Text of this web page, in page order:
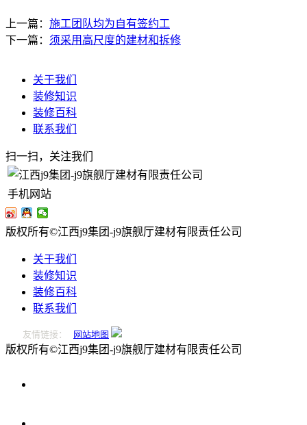
上一篇： 施工团队均为自有签约工
下一篇： 须采用高尺度的建材和拆修
关于我们
装修知识
装修百科
联系我们
扫一扫，关注我们
手机网站
版权所有©江西j9集团-j9旗舰厅建材有限责任公司
关于我们
装修知识
装修百科
联系我们
友情链接： 网站地图
版权所有©江西j9集团-j9旗舰厅建材有限责任公司